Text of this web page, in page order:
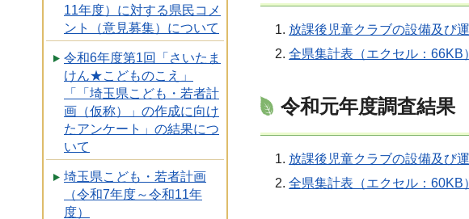
11年度）に対する県民コメ
ント（意見募集）について
令和6年度第1回「さいたま
けん★こどものこえ」
「「埼玉県こども・若者計
画（仮称）」の作成に向け
たアンケート」の結果につ
いて
埼玉県こども・若者計画
（令和7年度～令和11年
度）
放課後児童クラブの設備及び
全県集計表（エクセル：66KB）
令和元年度調査結果
放課後児童クラブの設備及び
全県集計表（エクセル：60KB）